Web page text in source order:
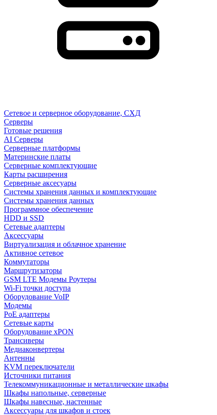
Сетевое и серверное оборудование, СХД
Cерверы
Готовые решения
AI Серверы
Серверные платформы
Материнские платы
Серверные комплектующие
Карты расширения
Серверные аксесуары
Системы хранения данных и комплектующие
Системы хранения данных
Программное обеспечение
HDD и SSD
Сетевые адаптеры
Аксессуары
Виртуализация и облачное хранение
Активное сетевое
Коммутаторы
Маршрутизаторы
GSM LTE Модемы Роутеры
Wi-Fi точки доступа
Оборудование VoIP
Модемы
PoE адаптеры
Сетевые карты
Оборудование xPON
Трансиверы
Медиаконвертеры
Антенны
KVM переключатели
Источники питания
Телекоммуникационные и металлические шкафы
Шкафы напольные, серверные
Шкафы навесные, настенные
Аксессуары для шкафов и стоек